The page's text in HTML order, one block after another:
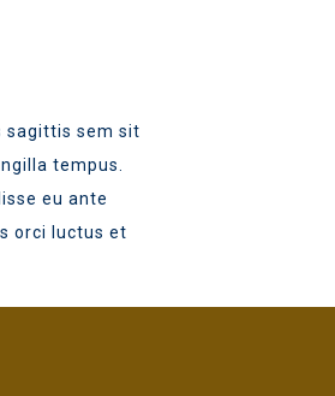
sagittis sem sit
tempus.
eu ante
orci luctus et